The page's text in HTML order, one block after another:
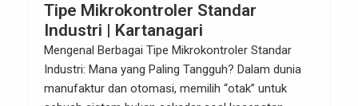
Tipe Mikrokontroler Standar
Industri | Kartanagari
Mengenal Berbagai Tipe Mikrokontroler Standar
Industri: Mana yang Paling Tangguh? Dalam dunia
manufaktur dan otomasi, memilih “otak” untuk